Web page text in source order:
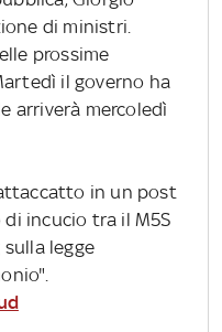
di ministri.
prossime
il governo ha
arriverà mercoledì
in un post
incucio tra il M5S
legge